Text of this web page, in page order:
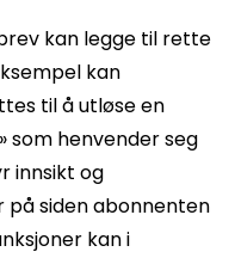
kan legge til rette
kan
til å utløse en
henvender seg
innsikt og
siden abonnenten
kan i